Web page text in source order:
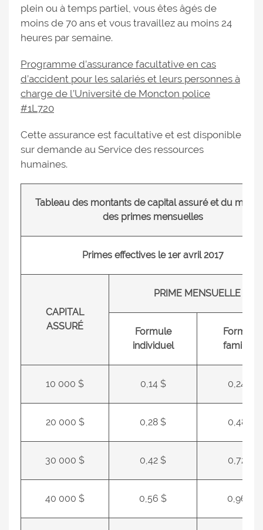
plein ou à temps partiel, vous êtes âgés de
moins de 70 ans et vous travaillez au moins 24
heures par semaine.
Programme d’assurance facultative en cas
d’accident pour les salariés et leurs personnes à
charge de l’Université de Moncton police
#1L720
Cette assurance est facultative et est disponible
sur demande au Service des ressources
humaines.
Tableau des montants de capital assuré et du
des primes mensuelles
Primes effectives le 1er avril 2017
CAPITAL
ASSURÉ
PRIME MENSUELLE
Formule
individuel
Formule
familiale
10 000 $ 0,14 $ 0,24 $
20 000 $ 0,28 $ 0,48 $
30 000 $ 0,42 $ 0,72 $
40 000 $ 0,56 $ 0,96 $